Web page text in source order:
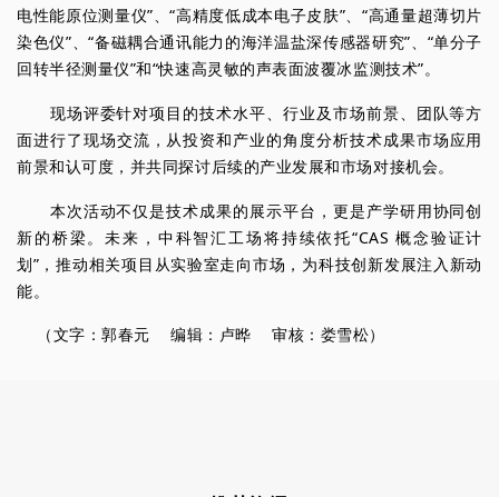
电性能原位测量仪”、“高精度低成本电子皮肤”、“高通量超薄切片
染色仪”、“备磁耦合通讯能力的海洋温盐深传感器研究”、“单分子
回转半径测量仪”和“快速高灵敏的声表面波覆冰监测技术”。
现场评委针对项目的技术水平、行业及市场前景、团队等方
面进行了现场交流，从投资和产业的角度分析技术成果市场应用
前景和认可度，并共同探讨后续的产业发展和市场对接机会。
本次活动不仅是技术成果的展示平台，更是产学研用协同创
新的桥梁。未来，中科智汇工场将持续依托“CAS 概念验证计
划”，推动相关项目从实验室走向市场，为科技创新发展注入新动
能。
（文字：郭春元编辑：卢晔审核：娄雪松）